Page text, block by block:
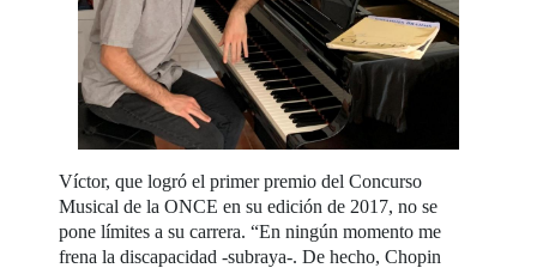
Víctor, que logró el primer premio del Concurso
Musical de la ONCE en su edición de 2017, no se
pone límites a su carrera. “En ningún momento me
frena la discapacidad -subraya-. De hecho, Chopin